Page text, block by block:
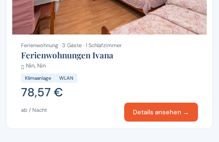
Ferienwohnung · 3 Gäste · 1 Schlafzimmer
Ferienwohnungen Ivana
Nin, Nin
Klimaanlage WLAN
78,57 €
ab / Nacht Details ansehen →